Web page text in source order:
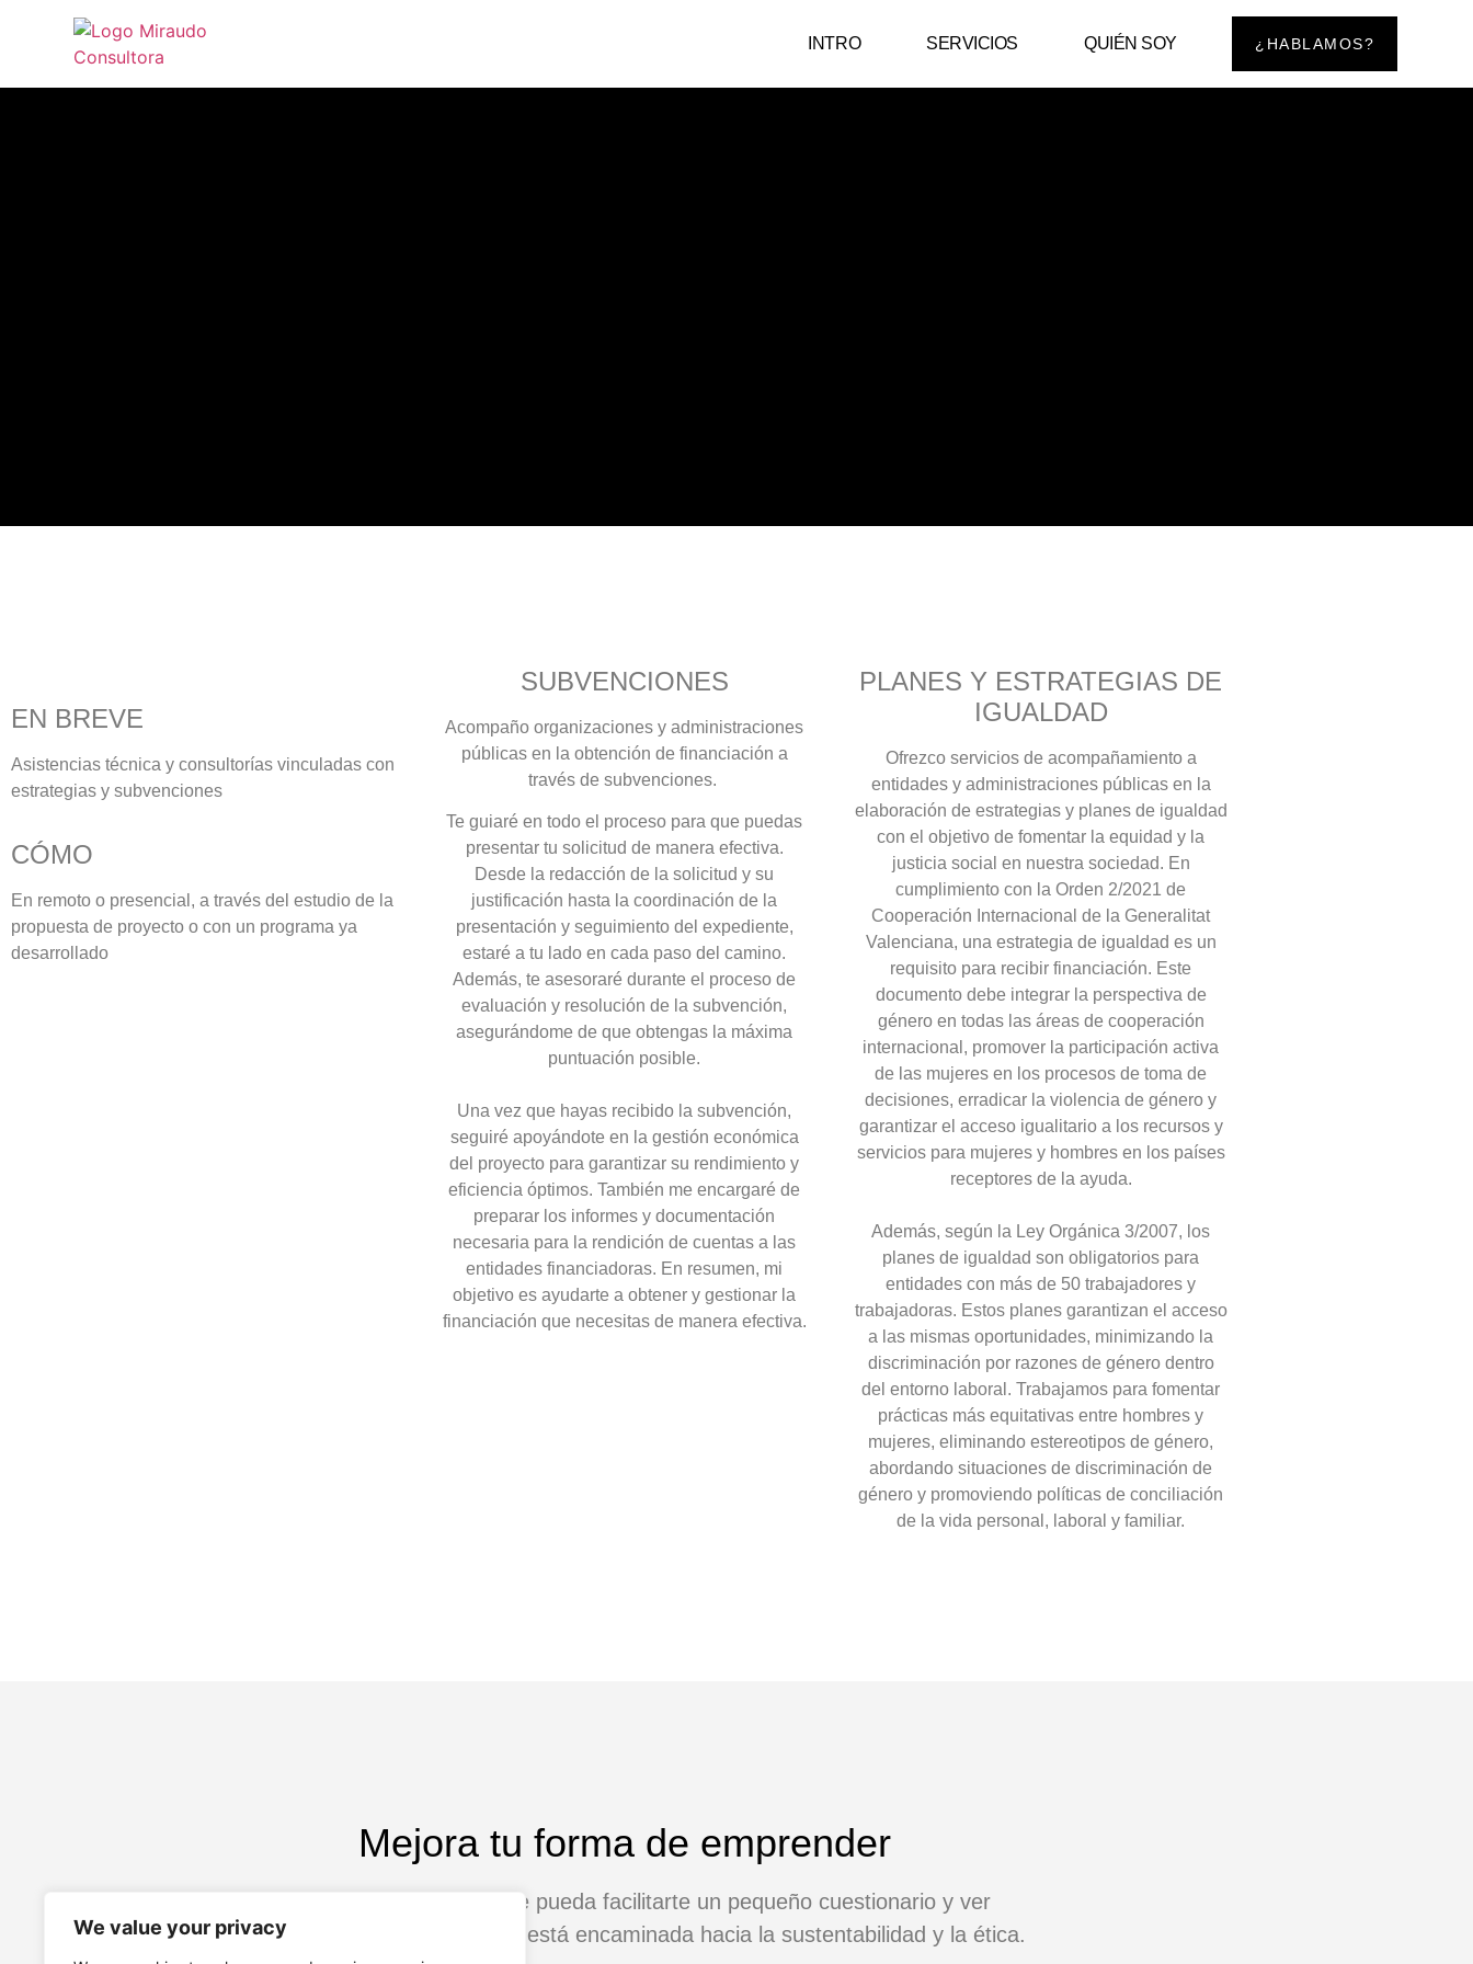
We value your privacy
INTRO SERVICIOS QUIÉN SOY ¿HABLAMOS?
EN BREVE
Asistencias técnica y consultorías vinculadas con
estrategias y subvenciones
CÓMO
En remoto o presencial, a través del estudio de la
propuesta de proyecto o con un programa ya
desarrollado
SUBVENCIONES
Acompaño organizaciones y administraciones
públicas en la obtención de financiación a
través de subvenciones.
Te guiaré en todo el proceso para que puedas
presentar tu solicitud de manera efectiva.
Desde la redacción de la solicitud y su
justificación hasta la coordinación de la
presentación y seguimiento del expediente,
estaré a tu lado en cada paso del camino.
Además, te asesoraré durante el proceso de
evaluación y resolución de la subvención,
asegurándome de que obtengas la máxima
puntuación posible.
Una vez que hayas recibido la subvención,
seguiré apoyándote en la gestión económica
del proyecto para garantizar su rendimiento y
eficiencia óptimos. También me encargaré de
preparar los informes y documentación
necesaria para la rendición de cuentas a las
entidades financiadoras. En resumen, mi
objetivo es ayudarte a obtener y gestionar la
financiación que necesitas de manera efectiva.
PLANES Y ESTRATEGIAS DE
IGUALDAD
Ofrezco servicios de acompañamiento a
entidades y administraciones públicas en la
elaboración de estrategias y planes de igualdad
con el objetivo de fomentar la equidad y la
justicia social en nuestra sociedad. En
cumplimiento con la Orden 2/2021 de
Cooperación Internacional de la Generalitat
Valenciana, una estrategia de igualdad es un
requisito para recibir financiación. Este
documento debe integrar la perspectiva de
género en todas las áreas de cooperación
internacional, promover la participación activa
de las mujeres en los procesos de toma de
decisiones, erradicar la violencia de género y
garantizar el acceso igualitario a los recursos y
servicios para mujeres y hombres en los países
receptores de la ayuda.
Además, según la Ley Orgánica 3/2007, los
planes de igualdad son obligatorios para
entidades con más de 50 trabajadores y
trabajadoras. Estos planes garantizan el acceso
a las mismas oportunidades, minimizando la
discriminación por razones de género dentro
del entorno laboral. Trabajamos para fomentar
prácticas más equitativas entre hombres y
mujeres, eliminando estereotipos de género,
abordando situaciones de discriminación de
género y promoviendo políticas de conciliación
de la vida personal, laboral y familiar.
Mejora tu forma de emprender
Contacta conmigo para que pueda facilitarte un pequeño cuestionario y ver
rápidamente si tu empresa ya está encaminada hacia la sustentabilidad y la ética.